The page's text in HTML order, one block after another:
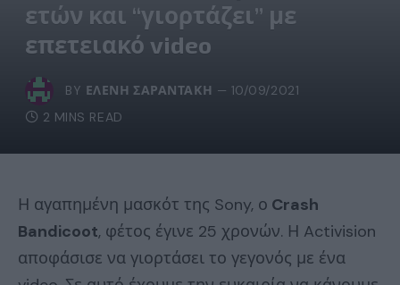
ετών και “γιορτάζει” με
επετειακό video
BY ΕΛΈΝΗ ΣΑΡΑΝΤΆΚΗ
10/09/2021
2 MINS READ
Η αγαπημένη μασκότ της Sony, ο Crash
Bandicoot, φέτος έγινε 25 χρονών. Η Activision
αποφάσισε να γιορτάσει το γεγονός με ένα